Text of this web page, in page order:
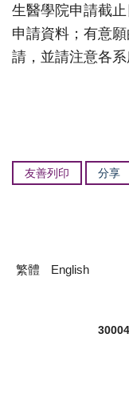
生醫學院申請截
申請資料；有意
請， 並請注意各系
友善列印 分享
繁體 English